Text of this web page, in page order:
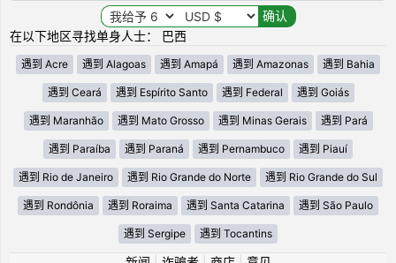
在以下地区寻找单身人士： 巴西
遇到 Acre 遇到 Alagoas 遇到 Amapá 遇到 Amazonas 遇到 Bahia
遇到 Ceará 遇到 Espírito Santo 遇到 Federal 遇到 Goiás
遇到 Maranhão 遇到 Mato Grosso 遇到 Minas Gerais 遇到 Pará
遇到 Paraíba 遇到 Paraná 遇到 Pernambuco 遇到 Piauí
遇到 Rio de Janeiro 遇到 Rio Grande do Norte 遇到 Rio Grande do Sul
遇到 Rondônia 遇到 Roraima 遇到 Santa Catarina 遇到 São Paulo
遇到 Sergipe 遇到 Tocantins